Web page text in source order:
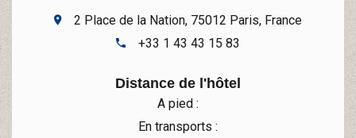
2 Place de la Nation, 75012 Paris, France
+33 1 43 43 15 83
Distance de l'hôtel
A pied :
En transports :